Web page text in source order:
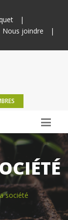
|
Nous joindre
|
société